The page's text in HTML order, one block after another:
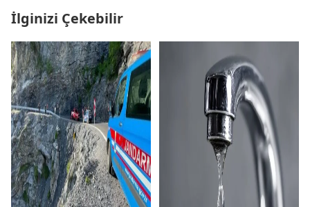
İlginizi Çekebilir